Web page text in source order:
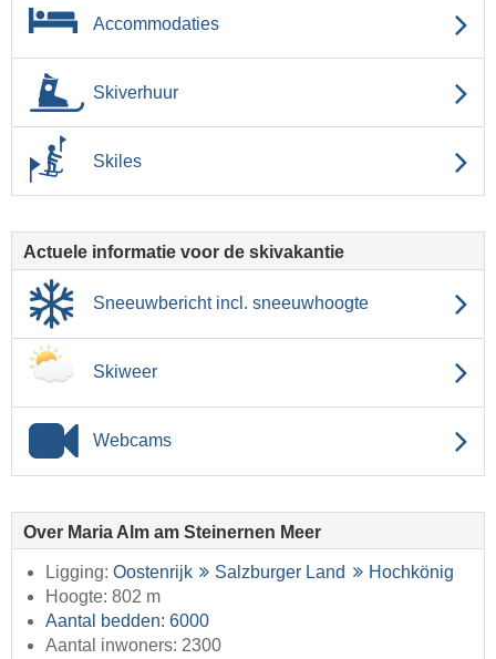
Accommodaties
Skiverhuur
Skiles
Actuele informatie voor de skivakantie
Sneeuwbericht incl. sneeuwhoogte
Skiweer
Webcams
Over Maria Alm am Steinernen Meer
Ligging: Oostenrijk Salzburger Land
Hochkönig
Hoogte: 802 m
Aantal bedden: 6000
Aantal inwoners: 2300